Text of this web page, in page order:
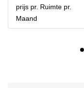
prijs pr. Ruimte pr.
Maand